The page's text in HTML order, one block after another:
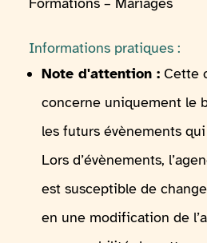
Informations pratiques :
Note d'attention : Cette
concerne uniquement le
les futurs évènements
Lors d’évènements,
est susceptible de
en une modification de